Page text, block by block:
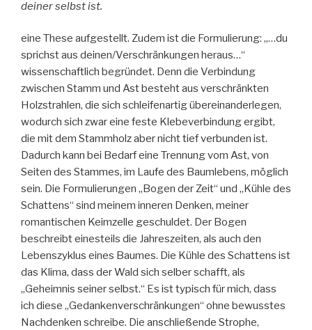
deiner selbst ist.
eine These aufgestellt. Zudem ist die Formulierung: „…du
sprichst aus deinen/Verschränkungen heraus…“
wissenschaftlich begründet. Denn die Verbindung
zwischen Stamm und Ast besteht aus verschränkten
Holzstrahlen, die sich schleifenartig übereinanderlegen,
wodurch sich zwar eine feste Klebeverbindung ergibt,
die mit dem Stammholz aber nicht tief verbunden ist.
Dadurch kann bei Bedarf eine Trennung vom Ast, von
Seiten des Stammes, im Laufe des Baumlebens, möglich
sein. Die Formulierungen „Bogen der Zeit“ und „Kühle des
Schattens“ sind meinem inneren Denken, meiner
romantischen Keimzelle geschuldet. Der Bogen
beschreibt einesteils die Jahreszeiten, als auch den
Lebenszyklus eines Baumes. Die Kühle des Schattens ist
das Klima, dass der Wald sich selber schafft, als
„Geheimnis seiner selbst.“ Es ist typisch für mich, dass
ich diese „Gedankenverschränkungen“ ohne bewusstes
Nachdenken schreibe. Die anschließende Strophe,